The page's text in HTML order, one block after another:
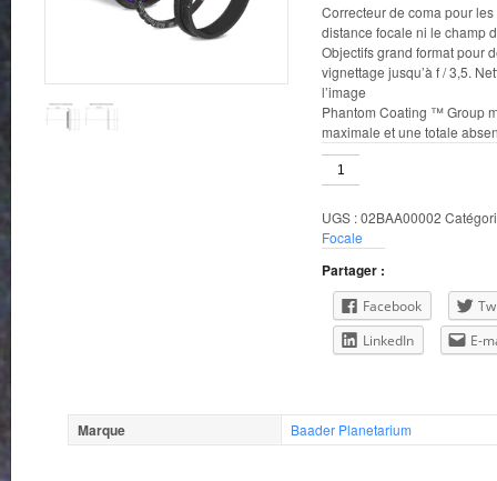
Correcteur de coma pour
distance focale ni le champ
Objectifs grand format pour
vignettage jusqu’à f / 3,5.
l’image
Phantom Coating ™ Group
maximale et une totale
quantité
de
de
Coma
Multi-
Usage
Baader
UGS :02BAA00002
Focale
Partager :
Facebook
LinkedIn
E-
Marque Baader Planetarium